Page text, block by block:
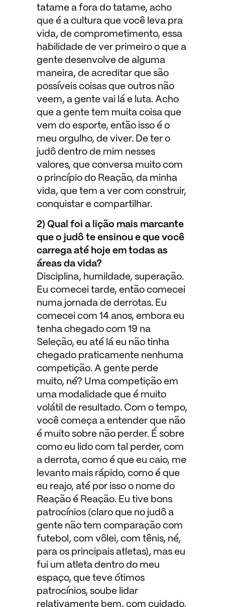
tatame a fora do tatame, acho
que é a cultura que você leva pra
vida, de comprometimento, essa
habilidade de ver primeiro o que a
gente desenvolve de alguma
maneira, de acreditar que são
possíveis coisas que outros não
veem, a gente vai lá e luta. Acho
que a gente tem muita coisa que
vem do esporte, então isso é o
meu orgulho, de viver. De ter o
judô dentro de mim nesses
valores, que conversa muito com
o princípio do Reação, da minha
vida, que tem a ver com construir,
conquistar e compartilhar.
2) Qual foi a lição mais marcante
que o judô te ensinou e que você
carrega até hoje em todas as
áreas da vida?
Disciplina, humildade, superação.
Eu comecei tarde, então comecei
numa jornada de derrotas. Eu
comecei com 14 anos, embora eu
tenha chegado com 19 na
Seleção, eu até lá eu não tinha
chegado praticamente nenhuma
competição. A gente perde
muito, né? Uma competição em
uma modalidade que é muito
volátil de resultado. Com o tempo,
você começa a entender que não
é muito sobre não perder. É sobre
como eu lido com tal perder, com
a derrota, como é que eu caio, me
levanto mais rápido, como é que
eu reajo, até por isso o nome do
Reação é Reação. Eu tive bons
patrocínios (claro que no judô a
gente não tem comparação com
futebol, com vôlei, com tênis, né,
para os principais atletas), mas eu
fui um atleta dentro do meu
espaço, que teve ótimos
patrocínios, soube lidar
relativamente bem, com cuidado,